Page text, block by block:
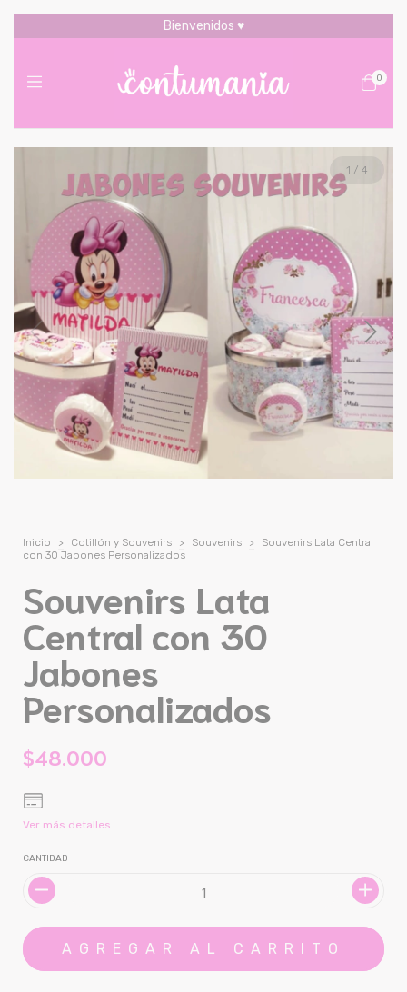
Bienvenidos ♥
0
1 / 4
Inicio > Cotillón y Souvenirs > Souvenirs >
Souvenirs Lata Central
con 30 Jabones Personalizados
Souvenirs Lata
Central con 30
Jabones
Personalizados
$48.000
Ver más detalles
CANTIDAD